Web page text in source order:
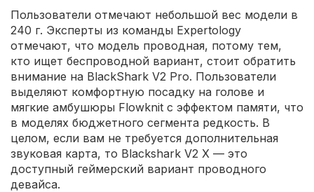
Пользователи отмечают небольшой вес модели в
240 г. Эксперты из команды Expertology
отмечают, что модель проводная, потому тем,
кто ищет беспроводной вариант, стоит обратить
внимание на BlackShark V2 Pro. Пользователи
выделяют комфортную посадку на голове и
мягкие амбушюры Flowknit с эффектом памяти, что
в моделях бюджетного сегмента редкость. В
целом, если вам не требуется дополнительная
звуковая карта, то Blackshark V2 X — это
доступный геймерский вариант проводного
девайса.